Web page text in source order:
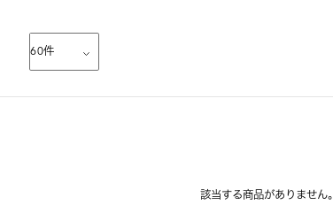
60件
該当する商品がありません。